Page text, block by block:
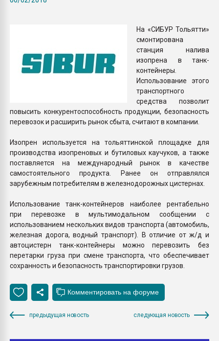
ПЕРЕЙТИ НА
На «СИБУР Тольятти»
смонтирована
станция налива
изопрена в танк-
контейнеры.
Использование этого
транспортного
средства позволит
повысить конкурентоспособность продукции, безопасность
перевозок и расширить рынок сбыта, считают в компании.
Изопрен используется на тольяттинской площадке для
производства изопреновых и бутиловых каучуков, а также
поставляется на международный рынок в качестве
самостоятельного продукта. Ранее он отправлялся
зарубежным потребителям в железнодорожных цистернах.
Использование танк-контейнеров наиболее рентабельно
при перевозке в мультимодальном сообщении с
использованием нескольких видов транспорта (автомобиль,
железная дорога, водный транспорт). В отличие от ж/д и
автоцистерн танк-контейнеры можно перевозить без
перетарки груза при смене транспорта, что обеспечивает
сохранность и безопасность транспортировки грузов.
предыдущая новость следующая новость